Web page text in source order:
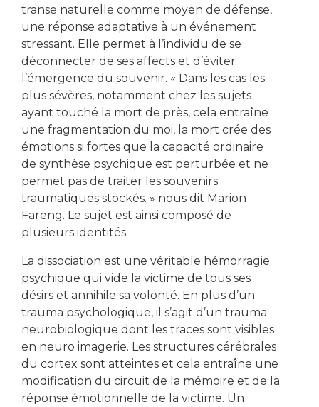
transe naturelle comme moyen de défense,
une réponse adaptative à un événement
stressant. Elle permet à l’individu de se
déconnecter de ses affects et d’éviter
l’émergence du souvenir. « Dans les cas les
plus sévères, notamment chez les sujets
ayant touché la mort de près, cela entraîne
une fragmentation du moi, la mort crée des
émotions si fortes que la capacité ordinaire
de synthèse psychique est perturbée et ne
permet pas de traiter les souvenirs
traumatiques stockés. » nous dit Marion
Fareng. Le sujet est ainsi composé de
plusieurs identités.
La dissociation est une véritable hémorragie
psychique qui vide la victime de tous ses
désirs et annihile sa volonté. En plus d’un
trauma psychologique, il s’agit d’un trauma
neurobiologique dont les traces sont visibles
en neuro imagerie. Les structures cérébrales
du cortex sont atteintes et cela entraîne une
modification du circuit de la mémoire et de la
réponse émotionnelle de la victime. Un